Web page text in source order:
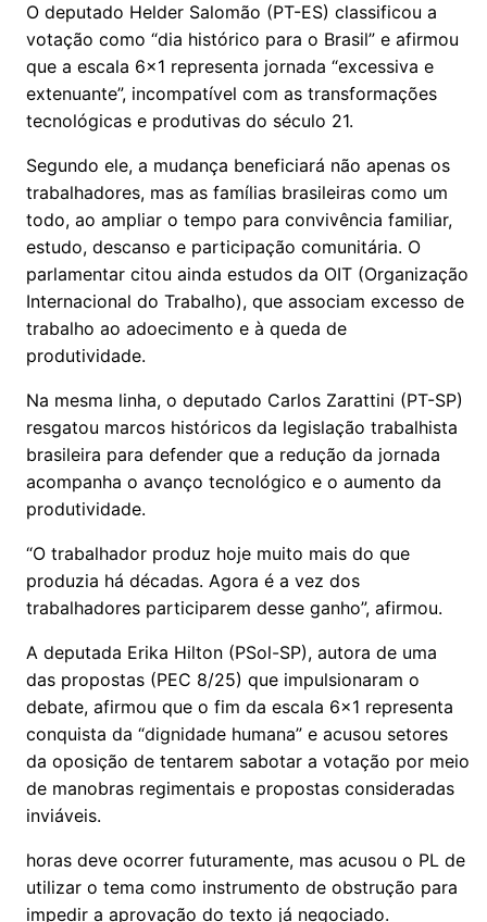
O deputado Helder Salomão (PT-ES) classificou a
votação como “dia histórico para o Brasil” e afirmou
que a escala 6x1 representa jornada “excessiva e
extenuante”, incompatível com as transformações
tecnológicas e produtivas do século 21.
Segundo ele, a mudança beneficiará não apenas os
trabalhadores, mas as famílias brasileiras como um
todo, ao ampliar o tempo para convivência familiar,
estudo, descanso e participação comunitária. O
parlamentar citou ainda estudos da OIT (Organização
Internacional do Trabalho), que associam excesso de
trabalho ao adoecimento e à queda de
produtividade.
Na mesma linha, o deputado Carlos Zarattini (PT-SP)
resgatou marcos históricos da legislação trabalhista
brasileira para defender que a redução da jornada
acompanha o avanço tecnológico e o aumento da
produtividade.
“O trabalhador produz hoje muito mais do que
produzia há décadas. Agora é a vez dos
trabalhadores participarem desse ganho”, afirmou.
A deputada Erika Hilton (PSol-SP), autora de uma
das propostas (PEC 8/25) que impulsionaram o
debate, afirmou que o fim da escala 6x1 representa
conquista da “dignidade humana” e acusou setores
da oposição de tentarem sabotar a votação por meio
de manobras regimentais e propostas consideradas
inviáveis.
horas deve ocorrer futuramente, mas acusou o PL de
utilizar o tema como instrumento de obstrução para
impedir a aprovação do texto já negociado.